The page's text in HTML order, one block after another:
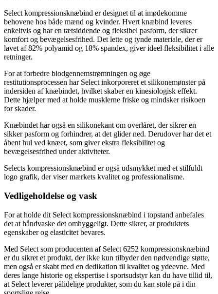
Select kompressionsknæbind er designet til at imødekomme
behovene hos både mænd og kvinder. Hvert knæbind leveres
enkeltvis og har en tætsiddende og fleksibel pasform, der sikrer
komfort og bevægelsesfrihed. Det lette og tynde materiale, der er
lavet af 82% polyamid og 18% spandex, giver ideel fleksibilitet i alle
retninger.
For at forbedre blodgennemstrømningen og øge
restitutionsprocessen har Select inkorporeret et silikonemønster på
indersiden af knæbindet, hvilket skaber en kinesiologisk effekt.
Dette hjælper med at holde musklerne friske og mindsker risikoen
for skader.
Knæbindet har også en silikonekant om overlåret, der sikrer en
sikker pasform og forhindrer, at det glider ned. Derudover har det et
åbent hul ved knæet, som giver ekstra fleksibilitet og
bevægelsesfrihed under aktiviteter.
Selects kompressionsknæbind er også udsmykket med et stilfuldt
logo grafik, der viser mærkets kvalitet og professionalisme.
Vedligeholdelse og vask
For at holde dit Select kompressionsknæbind i topstand anbefales
det at håndvaske det omhyggeligt. Dette sikrer, at produktets
egenskaber og elasticitet bevares.
Med Select som producenten af Select 6252 kompressionsknæbind
er du sikret et produkt, der ikke kun tilbyder den nødvendige støtte,
men også er skabt med en dedikation til kvalitet og ydeevne. Med
deres lange historie og ekspertise i sportsudstyr kan du have tillid til,
at Select leverer pålidelige produkter, som du kan stole på i din